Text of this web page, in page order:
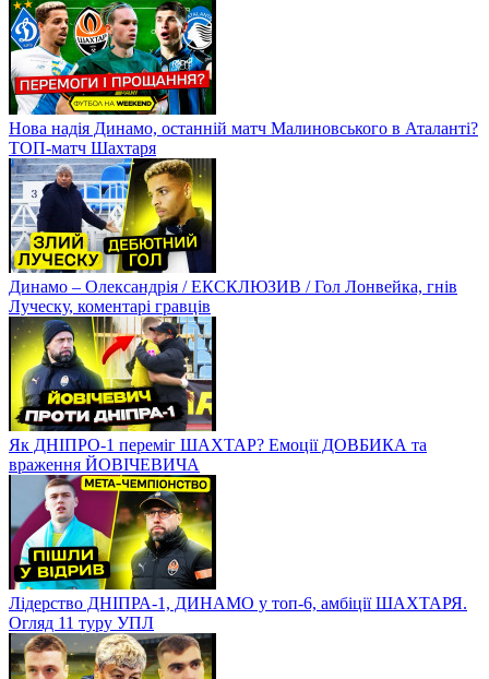
Нова надія Динамо, останній матч Малиновського в Аталанті?
ТОП-матч Шахтаря
Динамо – Олександрія / ЕКСКЛЮЗИВ / Гол Лонвейка, гнів
Луческу, коментарі гравців
Як ДНІПРО-1 переміг ШАХТАР? Емоції ДОВБИКА та
враження ЙОВІЧЕВИЧА
Лідерство ДНІПРА-1, ДИНАМО у топ-6, амбіції ШАХТАРЯ.
Огляд 11 туру УПЛ